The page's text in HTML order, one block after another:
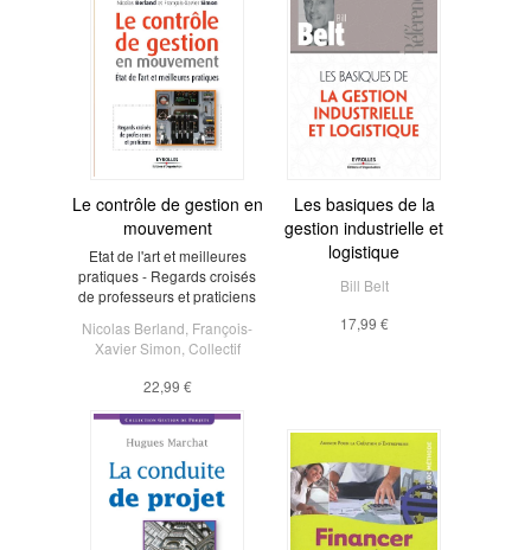
Le contrôle de gestion en
mouvement
Etat de l'art et meilleures
pratiques - Regards croisés
de professeurs et praticiens
Nicolas Berland François-
Xavier Simon Collectif
22,99 €
Les basiques de la
gestion industrielle et
logistique
Bill Belt
17,99 €